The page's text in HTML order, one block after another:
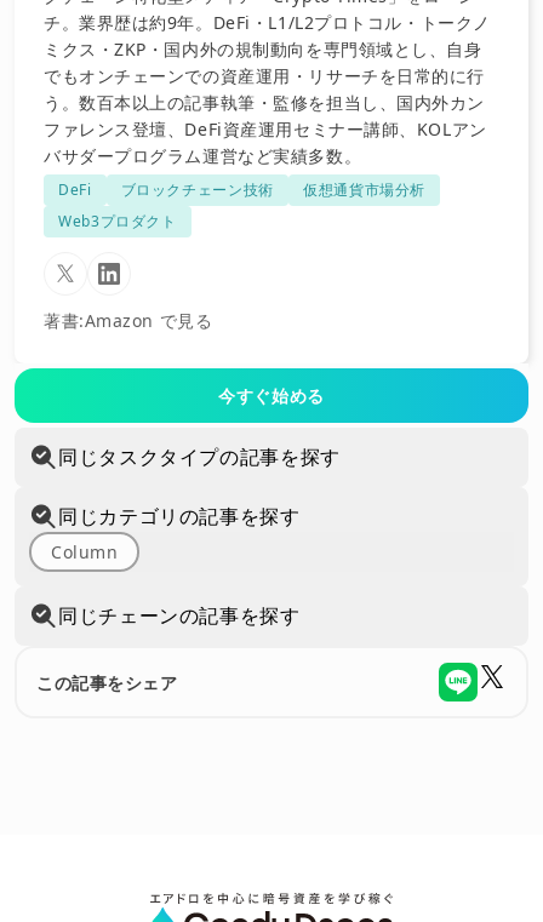
チ。業界歴は約9年。DeFi・L1/L2プロトコル・トークノ
ミクス・ZKP・国内外の規制動向を専門領域とし、自身
でもオンチェーンでの資産運用・リサーチを日常的に行
う。数百本以上の記事執筆・監修を担当し、国内外カン
ファレンス登壇、DeFi資産運用セミナー講師、KOLアン
バサダープログラム運営など実績多数。
DeFi ブロックチェーン技術
仮想通貨市場分析
Web3プロダクト
著書:Amazon で見る
今すぐ始める
同じタスクタイプの記事を探す
同じカテゴリの記事を探す
Column
同じチェーンの記事を探す
この記事をシェア